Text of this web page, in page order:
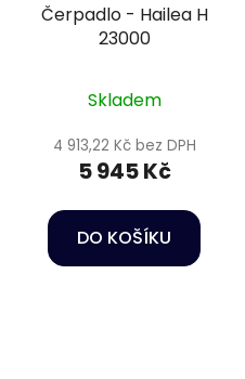
Čerpadlo - Hailea H
23000
Skladem
4 913,22 Kč bez DPH
5 945 Kč
DO KOŠÍKU